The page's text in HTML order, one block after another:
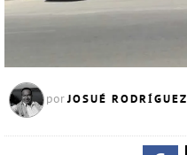
porJOSUÉ RODRÍGUEZ